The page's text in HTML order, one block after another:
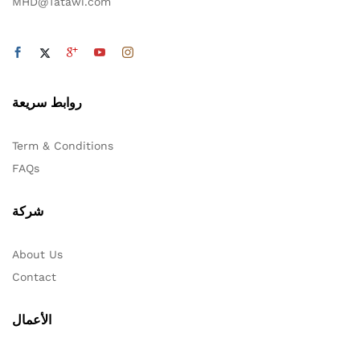
روابط سريعة
Term & Conditions
FAQs
شركة
About Us
Contact
الأعمال